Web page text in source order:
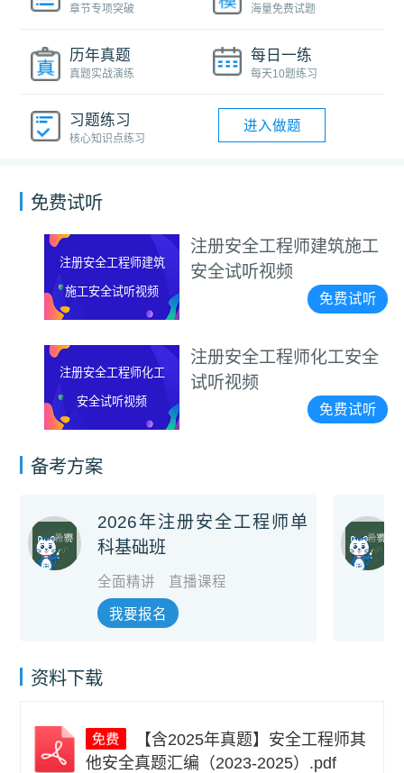
章节专项突破 海量免费试题
历年真题
真题实战演练
每日一练
每天10题练习
习题练习
核心知识点练习
进入做题
免费试听
注册安全工程师建筑
施工安全试听视频
注册安全工程师建筑施工
安全试听视频
免费试听
注册安全工程师化工
安全试听视频
注册安全工程师化工安全
试听视频
免费试听
备考方案
2026年注册安全工程师单
科基础班
全面精讲 直播课程
我要报名
资料下载
他安全真题汇编（2023-2025）.pdf